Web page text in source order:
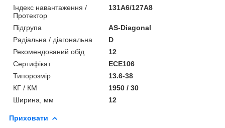
Індекс навантаження /
Протектор
131A6/127A8
Підгрупа
AS-Diagonal
Радіальна / діагональна
D
Рекомендований обід
12
Сертифікат
ECE106
Типорозмір
13.6-38
КГ / КМ
1950 / 30
Ширина, мм
12
Приховати